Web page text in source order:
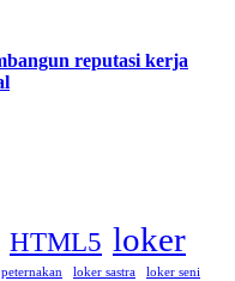
reputasi kerja
HTML5 loker
loker sastra loker seni